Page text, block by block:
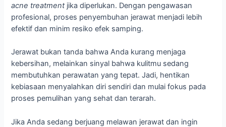
acne treatmentjika diperlukan. Dengan pengawasan
profesional, proses penyembuhan jerawat menjadi lebih
efektif dan minim resiko efek samping.
Jerawat bukan tanda bahwa Anda kurang menjaga
kebersihan, melainkan sinyal bahwa kulitmu sedang
membutuhkan perawatan yang tepat. Jadi, hentikan
kebiasaan menyalahkan diri sendiri dan mulai fokus pada
proses pemulihan yang sehat dan terarah.
Jika Anda sedang berjuang melawan jerawat dan ingin